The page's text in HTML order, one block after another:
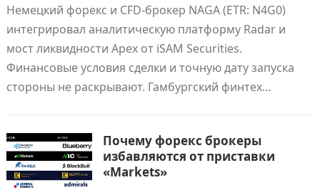
Немецкий форекс и CFD-брокер NAGA (ETR: N4G0)
интегрировал аналитическую платформу Radar и
мост ликвидности Apex от iSAM Securities.
Финансовые условия сделки и точную дату запуска
стороны не раскрывают. Гамбургский финтех…
Почему форекс брокеры
избавляются от приставки
«Markets»